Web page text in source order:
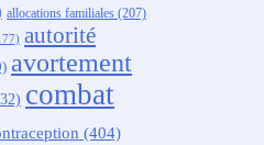
allocations familiales (207)
autorité
avortement
combat
(404)